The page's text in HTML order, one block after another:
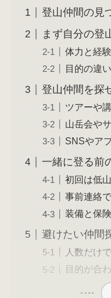
登山仲間の見
まず自分の登
体力と経
目的の違
登山仲間を探
ツアーや
山岳会や
SNSやア
一緒に登る前
初回は低
事前連絡
装備と保
避けたい仲間
人数だけ
目的が合